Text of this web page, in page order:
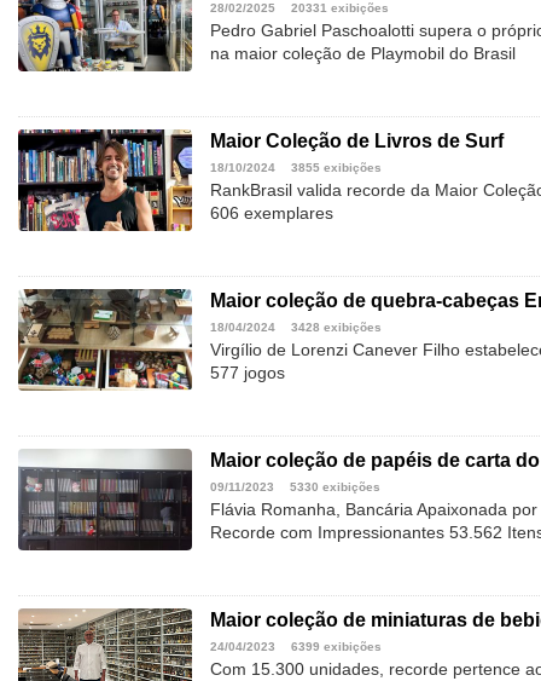
28/02/2025 20331 exibições
Pedro Gabriel Paschoalotti supera o
na maior coleção de Playmobil do Brasil
Maior Coleção de Livros de Surf
18/10/2024 3855 exibições
RankBrasil valida recorde da Maior
606 exemplares
Maior coleção de quebra-cabeças
18/04/2024 3428 exibições
Virgílio de Lorenzi Canever Filho
577 jogos
Maior coleção de papéis de carta
09/11/2023 5330 exibições
Flávia Romanha, Bancária Apaixonada
Recorde com Impressionantes 53.562
Maior coleção de miniaturas de
24/04/2023 6399 exibições
Com 15.300 unidades, recorde pertence